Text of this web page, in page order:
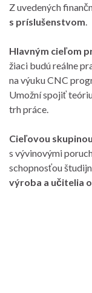
Z uvedených
s príslušenstvom
Hlavným cieľom
žiaci budú reálne
na výuku CNC
Umožní spojiť
trh práce.
Cieľovou skupinou
s vývinovými
schopnosťou
výroba a učitelia